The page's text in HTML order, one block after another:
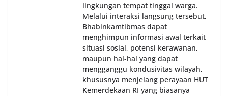
lingkungan tempat tinggal warga.
Melalui interaksi langsung tersebut,
Bhabinkamtibmas dapat
menghimpun informasi awal terkait
situasi sosial, potensi kerawanan,
maupun hal-hal yang dapat
mengganggu kondusivitas wilayah,
khususnya menjelang perayaan HUT
Kemerdekaan RI yang biasanya